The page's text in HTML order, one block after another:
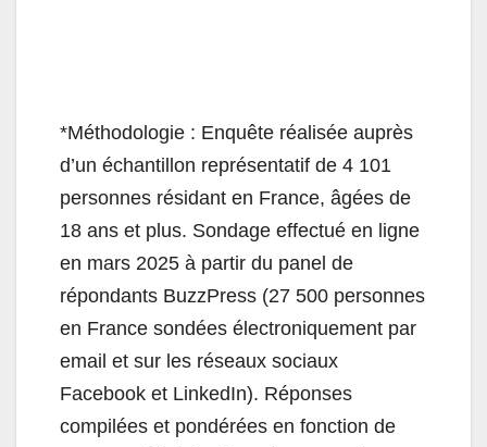
*Méthodologie : Enquête réalisée auprès
d’un échantillon représentatif de 4 101
personnes résidant en France, âgées de
18 ans et plus. Sondage effectué en ligne
en mars 2025 à partir du panel de
répondants BuzzPress (27 500 personnes
en France sondées électroniquement par
email et sur les réseaux sociaux
Facebook et LinkedIn). Réponses
compilées et pondérées en fonction de